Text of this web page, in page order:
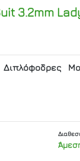
3.2mm
Διπλόφοδρες